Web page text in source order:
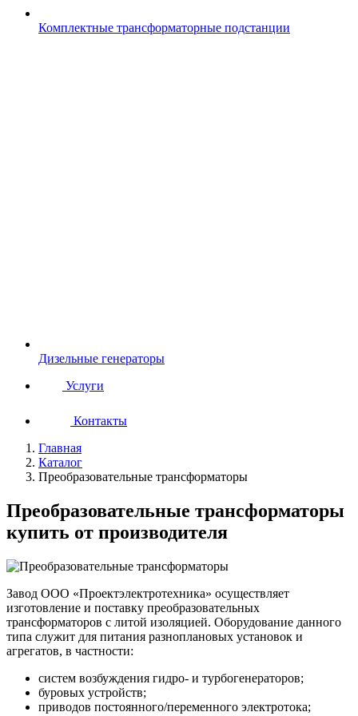
Комплектные трансформаторные подстанции
Дизельные генераторы
Услуги
Контакты
Главная
Каталог
Преобразовательные трансформаторы
Преобразовательные трансформаторы
купить от производителя
Завод ООО «Проектэлектротехника» осуществляет
изготовление и поставку преобразовательных
трансформаторов с литой изоляцией. Оборудование данного
типа служит для питания разноплановых установок и
агрегатов, в частности:
систем возбуждения гидро- и турбогенераторов;
буровых устройств;
приводов постоянного/переменного электротока;